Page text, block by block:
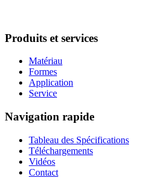
Produits et services
Matériau
Formes
Application
Service
Navigation rapide
Tableau des Spécifications
Téléchargements
Vidéos
Contact